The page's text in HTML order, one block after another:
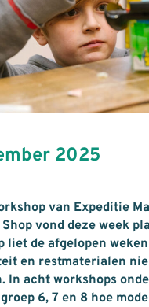
2025
van Expeditie
vond deze week
liet de afgelopen
en restmaterialen
In acht workshops
6, 7 en 8 hoe